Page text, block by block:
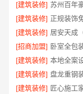
[建筑装修]
[建筑装修]
[建筑装修]
[招商加盟]
[建筑装修]
[建筑装修]
[建筑装修]